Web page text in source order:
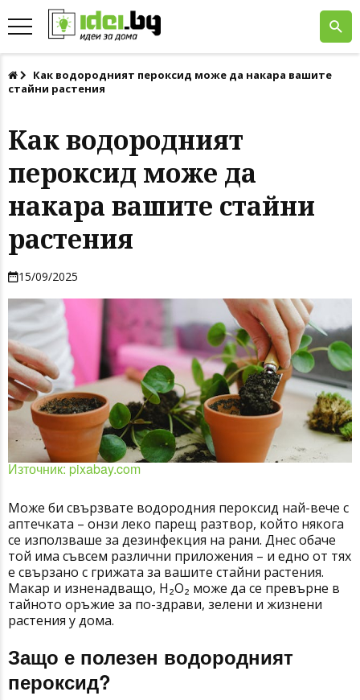
Как водородният пероксид може да накара вашите
стайни растения
Как водородният
пероксид може да
накара вашите стайни
растения
15/09/2025
Източник: pixabay.com
Може би свързвате водородния пероксид най-вече с
аптечката – онзи леко парещ разтвор, който някога
се използваше за дезинфекция на рани. Днес обаче
той има съвсем различни приложения – и едно от тях
е свързано с грижата за вашите стайни растения.
Макар и изненадващо, H₂O₂ може да се превърне в
тайното оръжие за по-здрави, зелени и жизнени
растения у дома.
Защо е полезен водородният
пероксид?